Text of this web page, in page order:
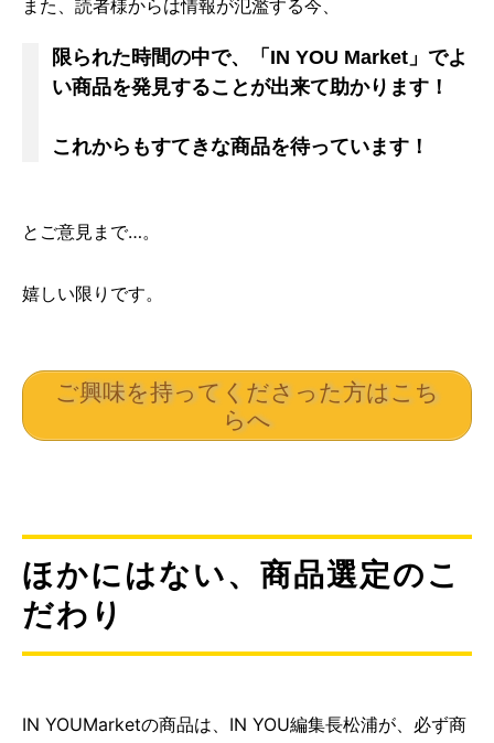
また、読者様からは情報が氾濫する今、
限られた時間の中で、「IN YOU Market」でよ
い商品を発見することが出来て助かります！
これからもすてきな商品を待っています！
とご意見まで…。
嬉しい限りです。
ご興味を持ってくださった方はこち
らへ
ほかにはない、商品選定のこ
だわり
IN YOUMarketの商品は、IN YOU編集長松浦が、必ず商